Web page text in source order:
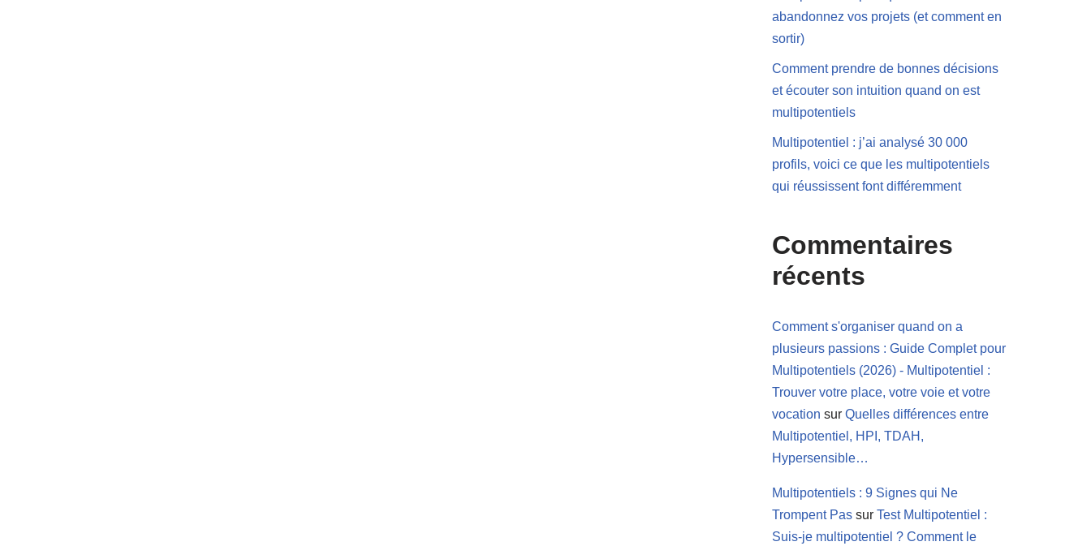
abandonnez vos projets (et comment en
sortir)
Comment prendre de bonnes décisions
et écouter son intuition quand on est
multipotentiels
Multipotentiel : j’ai analysé 30 000
profils, voici ce que les multipotentiels
qui réussissent font différemment
Commentaires
récents
Comment s'organiser quand on a
plusieurs passions : Guide Complet pour
Multipotentiels (2026) - Multipotentiel :
Trouver votre place, votre voie et votre
vocation sur Quelles différences entre
Multipotentiel, HPI, TDAH,
Hypersensible…
Multipotentiels : 9 Signes qui Ne
Trompent Pas sur Test Multipotentiel :
Suis-je multipotentiel ? Comment le